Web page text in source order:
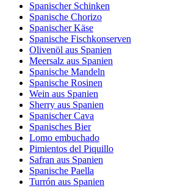
Spanischer Schinken
Spanische Chorizo
Spanischer Käse
Spanische Fischkonserven
Olivenöl aus Spanien
Meersalz aus Spanien
Spanische Mandeln
Spanische Rosinen
Wein aus Spanien
Sherry aus Spanien
Spanischer Cava
Spanisches Bier
Lomo embuchado
Pimientos del Piquillo
Safran aus Spanien
Spanische Paella
Turrón aus Spanien